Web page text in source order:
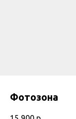
Фотозона